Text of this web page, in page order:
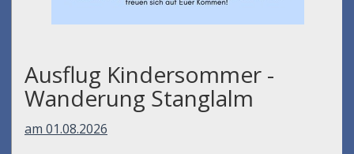
Ausflug Kindersommer -
Wanderung Stanglalm
am 01.08.2026